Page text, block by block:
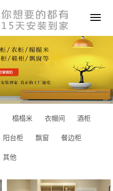
Toggle
榻榻米 衣帽间 酒柜
阳台柜 飘窗 餐边柜
其他